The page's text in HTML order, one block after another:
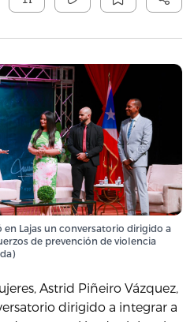
en Lajas un conversatorio dirigido a
de prevención de violencia
Astrid Piñeiro Vázquez,
dirigido a integrar a